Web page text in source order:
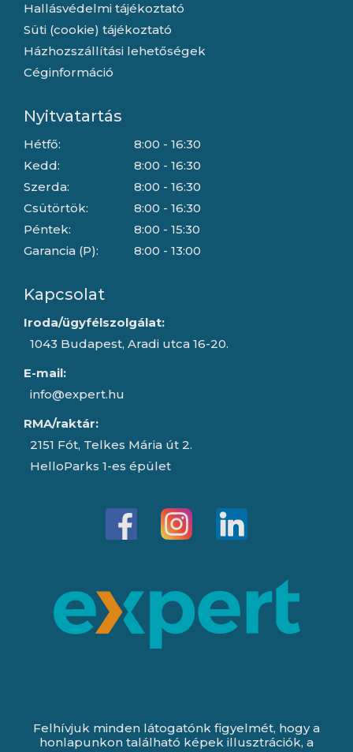
Hallásvédelmi tájékoztató
Süti (cookie) tájékoztató
Házhozszállítási lehetőségek
Céginformáció
Nyitvatartás
Hétfő:
Kedd:
Szerda:
Csütörtök:
Péntek:
Garancia (P):
8:00 - 16:30
8:00 - 16:30
8:00 - 16:30
8:00 - 16:30
8:00 - 15:30
8:00 - 13:00
Kapcsolat
Iroda/ügyfélszolgálat:
1043 Budapest, Aradi utca 16-20.
E-mail:
info@expert.hu
RMA/raktár:
2151 Fót, Telkes Mária út 2.
HelloParks 1-es épület
Felhívjuk minden látogatónk figyelmét, hogy a
honlapunkon található képek illusztrációk, a